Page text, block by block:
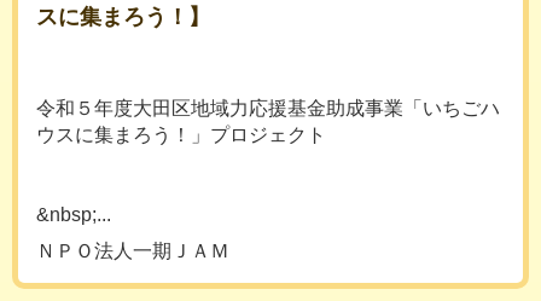
スに集まろう！】
令和５年度大田区地域力応援基金助成事業「いちごハ
ウスに集まろう！」プロジェクト
&nbsp;...
ＮＰＯ法人一期ＪＡＭ